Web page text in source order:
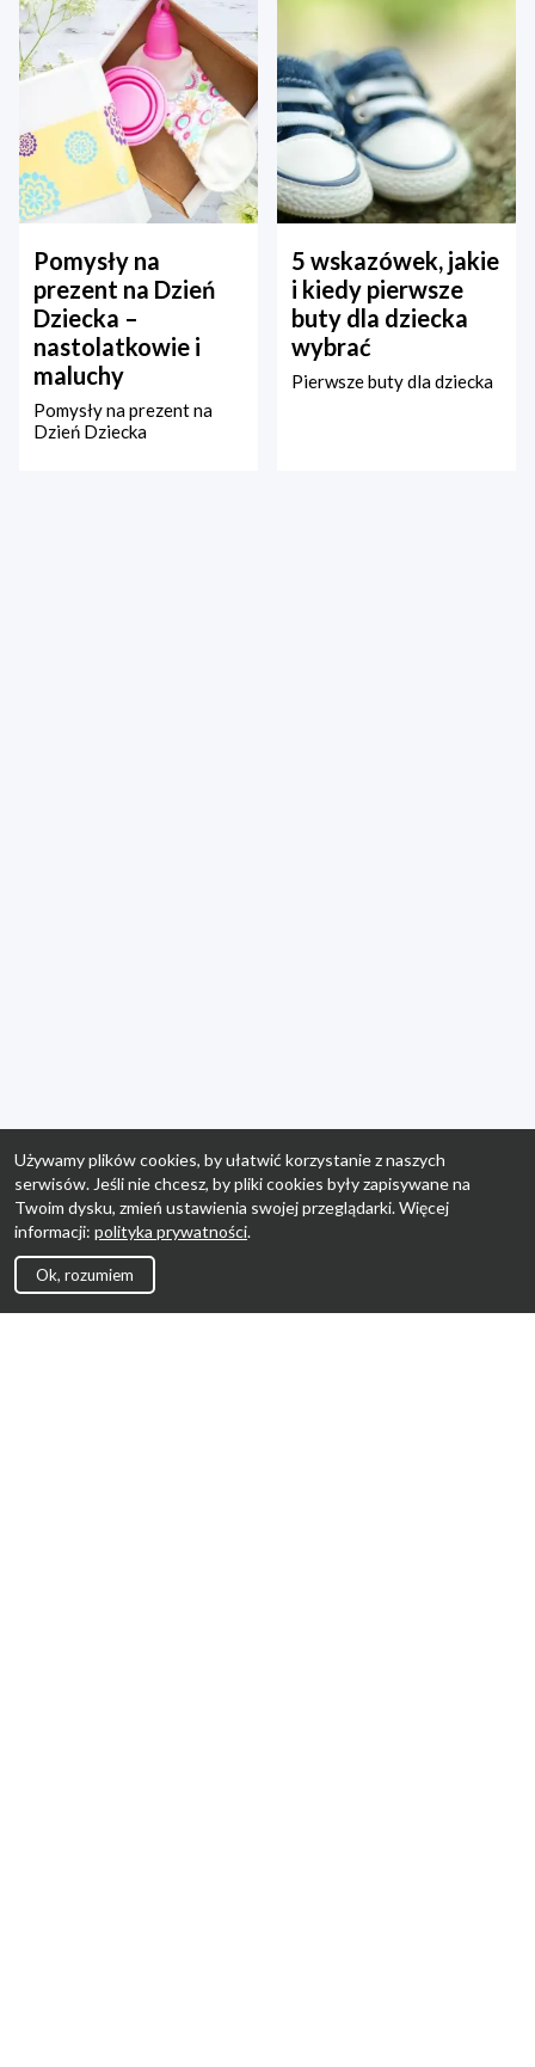
Pomysły na
prezent na Dzień
Dziecka –
nastolatkowie i
maluchy
Pomysły na prezent na
Dzień Dziecka
5 wskazówek, jakie
i kiedy pierwsze
buty dla dziecka
wybrać
Pierwsze buty dla dziecka
Używamy plików cookies, by ułatwić korzystanie z naszych
serwisów. Jeśli nie chcesz, by pliki cookies były zapisywane na
Twoim dysku, zmień ustawienia swojej przeglądarki. Więcej
informacji: polityka prywatności.
Ok, rozumiem